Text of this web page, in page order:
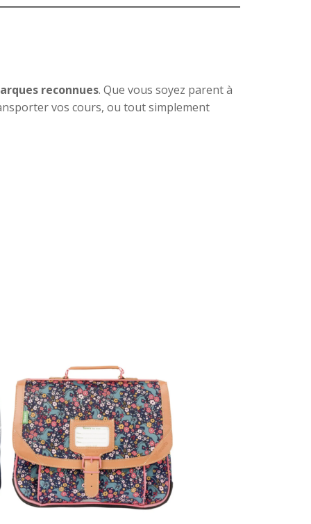
reconnues. Que vous soyez parent à
vos cours, ou tout simplement